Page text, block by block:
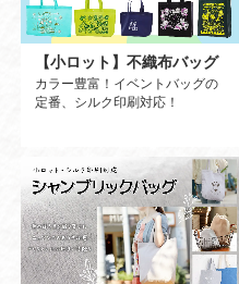
【小ロット】不織布バッグ
カラー豊富！イベントバッグの
定番、シルク印刷対応！